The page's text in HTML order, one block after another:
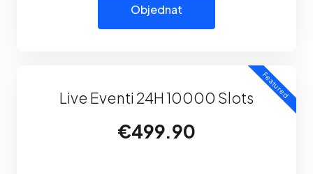
Objednat
Featured
Live Eventi 24H 10000 Slots
€499.90